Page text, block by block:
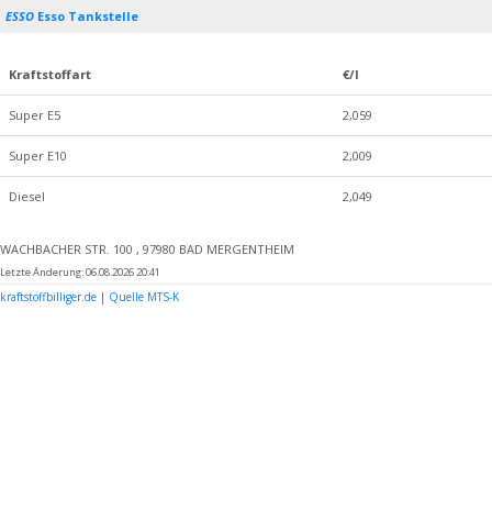
ESSO Esso Tankstelle
Kraftstoffart €/l
Super E5 2,059
Super E10 2,009
Diesel 2,049
WACHBACHER STR. 100 , 97980 BAD MERGENTHEIM
Letzte Änderung: 06.08.2026 20:41
kraftstoffbilliger.de | Quelle MTS-K